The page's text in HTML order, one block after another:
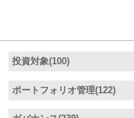
投資対象(100)
ポートフォリオ管理(122)